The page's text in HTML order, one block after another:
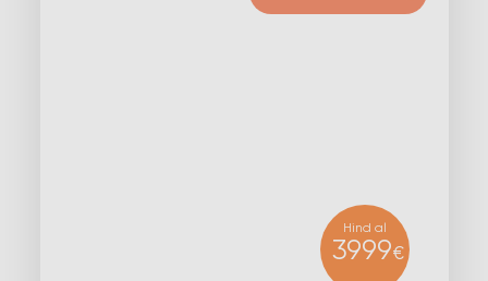
Hind al
3999€